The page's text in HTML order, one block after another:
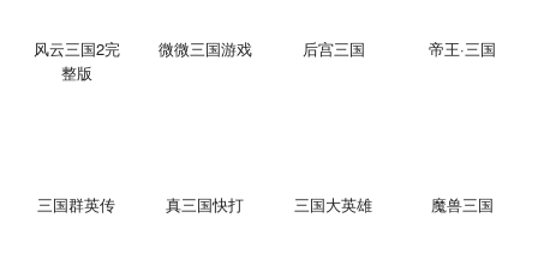
风云三国2完
整版
微微三国游戏 后宫三国 帝王·三国
三国群英传 真三国快打 三国大英雄 魔兽三国